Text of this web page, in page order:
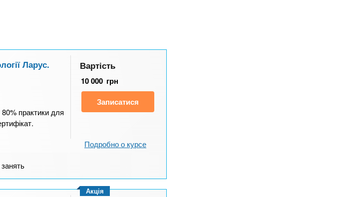
Ларус.
80% практики для
Вартість
10 000 грн
Записатися
Подробно о курсе
Акція